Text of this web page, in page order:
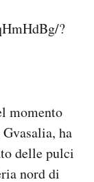
?
momento
ha
delle pulci
nord di